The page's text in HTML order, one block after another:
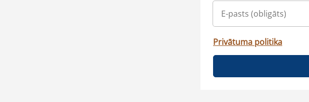
Privātuma politika